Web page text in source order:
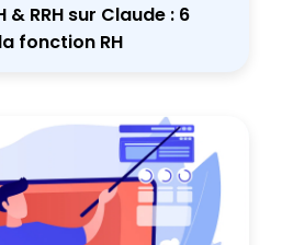
& RRH sur Claude : 6
fonction RH